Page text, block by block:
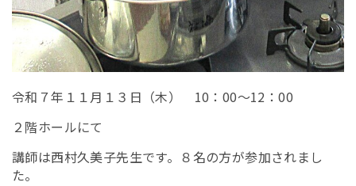
令和７年１１月１３日（木） 10：00～12：00
２階ホールにて
講師は西村久美子先生です。８名の方が参加されまし
た。